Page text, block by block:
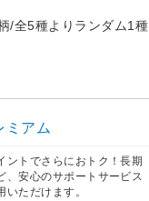
/全5種よりランダム1種
ミアム
ントでさらにおトク！長期
、安心のサポートサービス
いただけます。